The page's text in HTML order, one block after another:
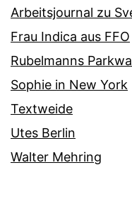
Arbeitsjournal zu
Frau Indica aus FFO
Rubelmanns
Sophie in New York
Textweide
Utes Berlin
Walter Mehring